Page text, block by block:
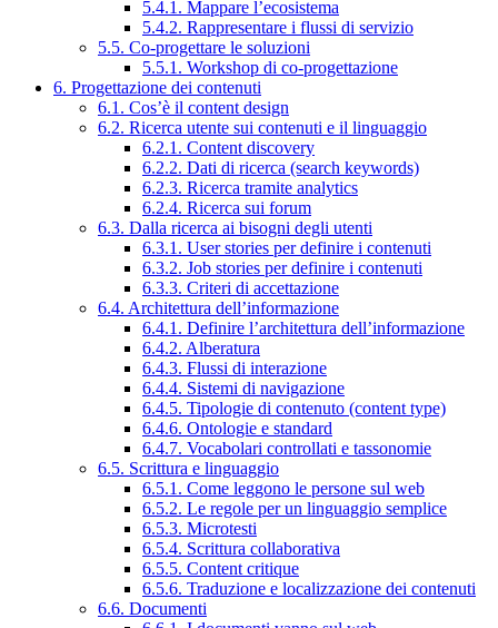
5.4.1. Mappare l’ecosistema
5.4.2. Rappresentare i flussi di servizio
5.5. Co-progettare le soluzioni
5.5.1. Workshop di co-progettazione
6. Progettazione dei contenuti
6.1. Cos’è il content design
6.2. Ricerca utente sui contenuti e il linguaggio
6.2.1. Content discovery
6.2.2. Dati di ricerca (search keywords)
6.2.3. Ricerca tramite analytics
6.2.4. Ricerca sui forum
6.3. Dalla ricerca ai bisogni degli utenti
6.3.1. User stories per definire i contenuti
6.3.2. Job stories per definire i contenuti
6.3.3. Criteri di accettazione
6.4. Architettura dell’informazione
6.4.1. Definire l’architettura dell’informazione
6.4.2. Alberatura
6.4.3. Flussi di interazione
6.4.4. Sistemi di navigazione
6.4.5. Tipologie di contenuto (content type)
6.4.6. Ontologie e standard
6.4.7. Vocabolari controllati e tassonomie
6.5. Scrittura e linguaggio
6.5.1. Come leggono le persone sul web
6.5.2. Le regole per un linguaggio semplice
6.5.3. Microtesti
6.5.4. Scrittura collaborativa
6.5.5. Content critique
6.5.6. Traduzione e localizzazione dei contenuti
6.6. Documenti